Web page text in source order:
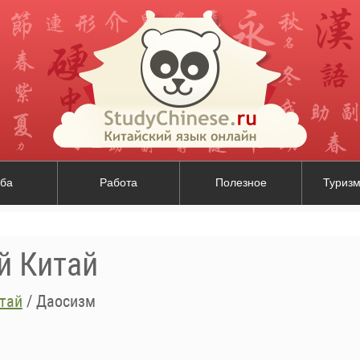
Работа Полезное
Китай
/ Даосизм